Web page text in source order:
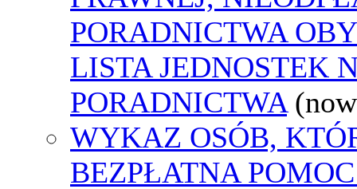
PORADNICTWA
LISTA JEDNOSTEK
PORADNICTWA
WYKAZ OSÓB,
BEZPŁATNA